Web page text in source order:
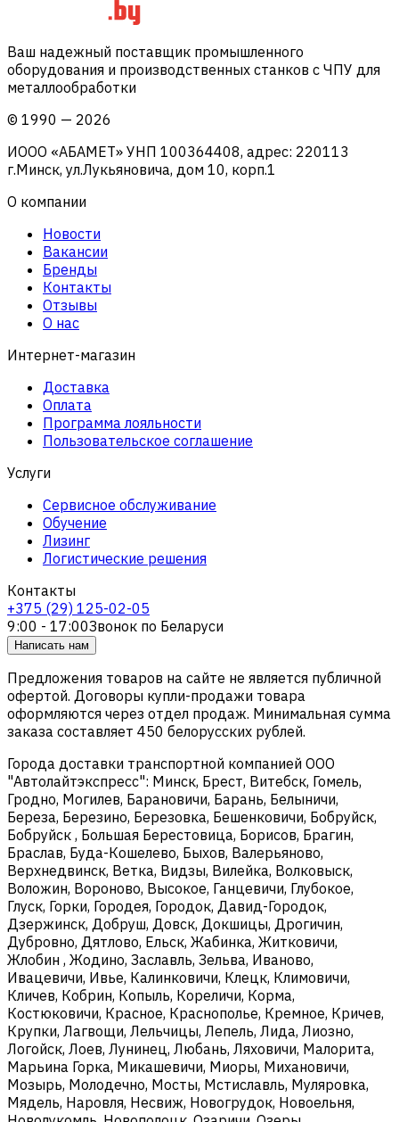
Ваш надежный поставщик промышленного
оборудования и производственных станков с ЧПУ для
металлообработки
© 1990 — 2026
ИООО «АБАМЕТ» УНП 100364408, адрес: 220113
г.Минск, ул.Лукьяновича, дом 10, корп.1
О компании
Новости
Вакансии
Бренды
Контакты
Отзывы
О нас
Интернет-магазин
Доставка
Оплата
Программа лояльности
Пользовательское соглашение
Услуги
Сервисное обслуживание
Обучение
Лизинг
Логистические решения
Контакты
+375 (29) 125-02-05
9:00 - 17:00Звонок по Беларуси
Написать нам
Предложения товаров на сайте не является публичной
офертой. Договоры купли-продажи товара
оформляются через отдел продаж. Минимальная сумма
заказа составляет 450 белорусских рублей.
Города доставки транспортной компанией ООО
"Автолайтэкспресс": Минск, Брест, Витебск, Гомель,
Гродно, Могилев, Барановичи, Барань, Белыничи,
Береза, Березино, Березовка, Бешенковичи, Бобруйск,
Бобруйск , Большая Берестовица, Борисов, Брагин,
Браслав, Буда-Кошелево, Быхов, Валерьяново,
Верхнедвинск, Ветка, Видзы, Вилейка, Волковыск,
Воложин, Вороново, Высокое, Ганцевичи, Глубокое,
Глуск, Горки, Городея, Городок, Давид-Городок,
Дзержинск, Добруш, Довск, Докшицы, Дрогичин,
Дубровно, Дятлово, Ельск, Жабинка, Житковичи,
Жлобин , Жодино, Заславль, Зельва, Иваново,
Ивацевичи, Ивье, Калинковичи, Клецк, Климовичи,
Кличев, Кобрин, Копыль, Кореличи, Корма,
Костюковичи, Красное, Краснополье, Кремное, Кричев,
Крупки, Лагвощи, Лельчицы, Лепель, Лида, Лиозно,
Логойск, Лоев, Лунинец, Любань, Ляховичи, Малорита,
Марьина Горка, Микашевичи, Миоры, Михановичи,
Мозырь, Молодечно, Мосты, Мстиславль, Муляровка,
Мядель, Наровля, Несвиж, Новогрудок, Новоельня,